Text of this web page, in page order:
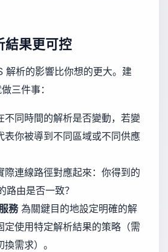
結果更可控
解析的影響比你想的更大。建
三件事：
不同時間的解析是否變動，若變
表你被導到不同區域或不同供應
際連線路徑對應起來：你得到的
路由是否一致？
務為關鍵目的地設定明確的解
定使用特定解析結果的策略（需
需求）。